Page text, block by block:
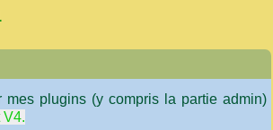
mes plugins (y compris la partie admin)
V4.